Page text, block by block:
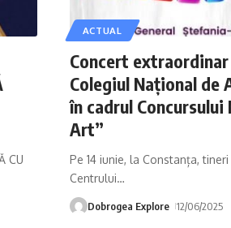
CU
ACTUAL
Concert
Colegiul Național de
în cadrul
Art”
Pe 14 iunie, la Constanța,
Centrului…
Dobrogea Explore 12/06/2025